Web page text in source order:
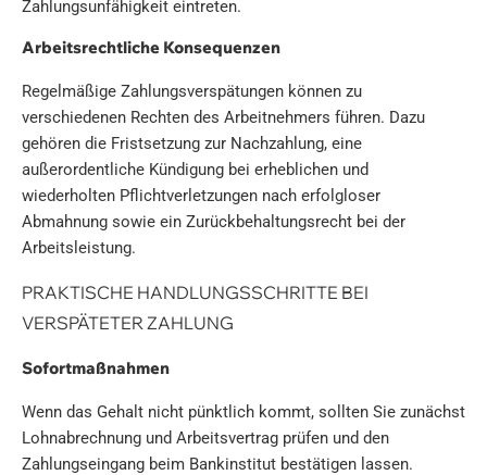
Zahlungsunfähigkeit eintreten.
Arbeitsrechtliche Konsequenzen
Regelmäßige Zahlungsverspätungen können zu
verschiedenen Rechten des Arbeitnehmers führen. Dazu
gehören die Fristsetzung zur Nachzahlung, eine
außerordentliche Kündigung bei erheblichen und
wiederholten Pflichtverletzungen nach erfolgloser
Abmahnung sowie ein Zurückbehaltungsrecht bei der
Arbeitsleistung.
PRAKTISCHE HANDLUNGSSCHRITTE BEI
VERSPÄTETER ZAHLUNG
Sofortmaßnahmen
Wenn das Gehalt nicht pünktlich kommt, sollten Sie zunächst
Lohnabrechnung und Arbeitsvertrag prüfen und den
Zahlungseingang beim Bankinstitut bestätigen lassen.